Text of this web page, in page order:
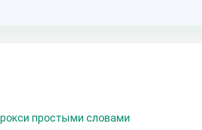
простыми словами